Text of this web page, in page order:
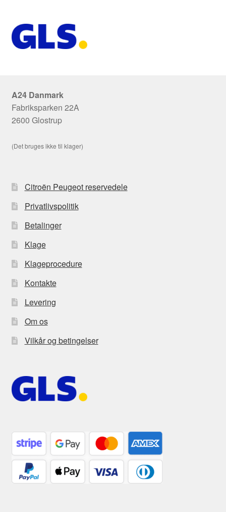
A24 Danmark
Fabriksparken 22A
2600 Glostrup
(Det bruges ikke til klager)
Citroën Peugeot reservedele
Privatlivspolitik
Betalinger
Klage
Klageprocedure
Kontakte
Levering
Om os
Vilkår og betingelser